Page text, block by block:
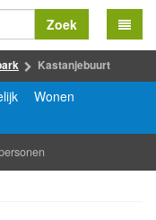
Zoek
Kastanjebuurt
Wonen